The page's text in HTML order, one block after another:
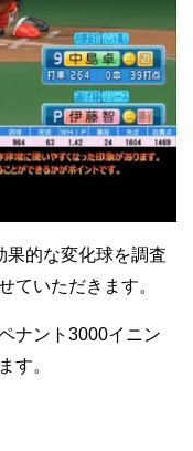
果的な変化球を調査
ていただきます。
ナント3000イニン
す。